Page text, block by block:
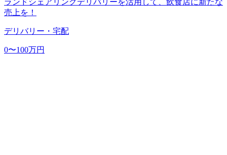
ランドシェアリングデリバリーを活用して、飲食店に新たな
売上を！
デリバリー・宅配
0〜100万円